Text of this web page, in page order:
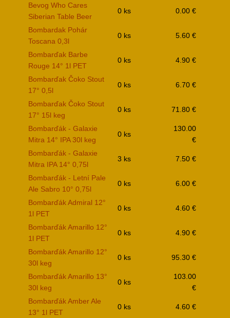
Bevog Who Cares
Siberian Table Beer
0 ks 0.00 €
Bombardak Pohár
Toscana 0,3l
0 ks 5.60 €
Bombarďak Barbe
Rouge 14° 1l PET
0 ks 4.90 €
Bombarďak Čoko Stout
17° 0,5l
0 ks 6.70 €
Bombarďak Čoko Stout
17° 15l keg
0 ks 71.80 €
Bombarďák - Galaxie
Mitra 14° IPA 30l keg
0 ks
130.00
€
Bombarďák - Galaxie
Mitra IPA 14° 0,75l
3 ks 7.50 €
Bombarďák - Letní Pale
Ale Sabro 10° 0,75l
0 ks 6.00 €
Bombarďák Admiral 12°
1l PET
0 ks 4.60 €
Bombarďák Amarillo 12°
1l PET
0 ks 4.90 €
Bombarďák Amarillo 12°
30l keg
0 ks 95.30 €
Bombarďák Amarillo 13°
30l keg
0 ks
103.00
€
Bombarďák Amber Ale
13° 1l PET
0 ks 4.60 €